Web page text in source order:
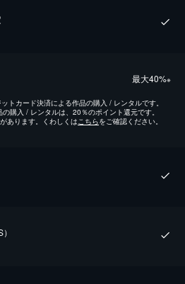
最⼤40%※
トカード決済による作品の購入 / レンタルです。
購入 / レンタルは、20％のポイント還元です。
あります。くわしくは こちらをご確認ください。